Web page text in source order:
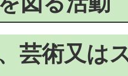
芸術又は